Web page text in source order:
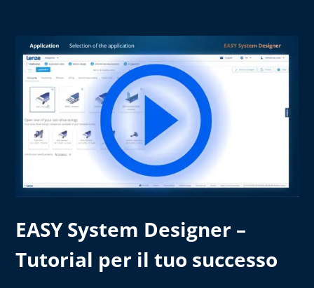
EASY System Designer –
Tutorial per il tuo successo